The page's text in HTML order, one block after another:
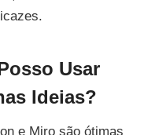
Usar
Ideias?
e Miro são ótimas